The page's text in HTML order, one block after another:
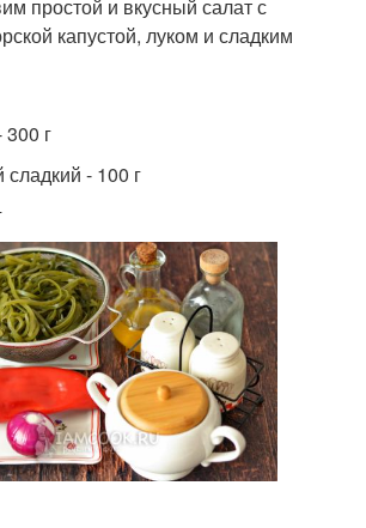
простой и вкусный салат с
капустой, луком и сладким
300 г
- 100 г